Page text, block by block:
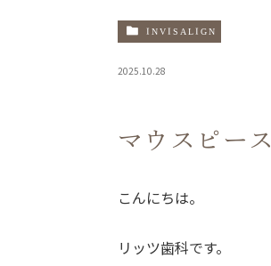
INVISALIGN
2025.10.28
マウスピー
こんにちは。
リッツ歯科です。